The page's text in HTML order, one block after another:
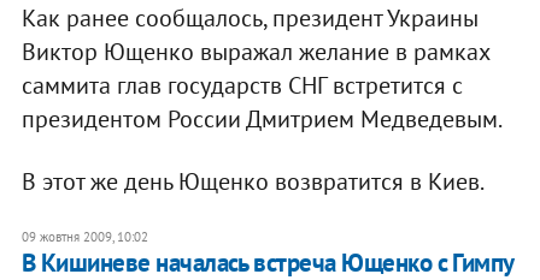
Как ранее сообщалось, президент Украины
Виктор Ющенко выражал желание в рамках
саммита глав государств СНГ встретится с
президентом России Дмитрием Медведевым.
В этот же день Ющенко возвратится в Киев.
09 жовтня 2009, 10:02
В Кишиневе началась встреча Ющенко с Гимпу